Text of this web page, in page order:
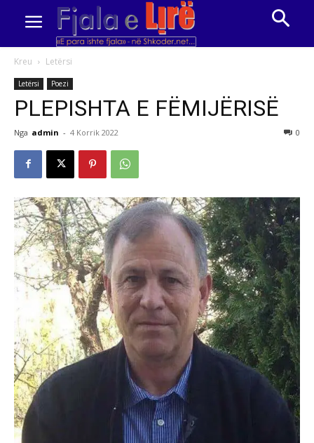
Kreu Letërsi
Letërsi Poezi
PLEPISHTA E FËMIJËRISË
Nga admin - 4 Korrik 2022 0